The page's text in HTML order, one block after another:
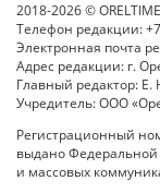
2018-2026 ©
Телефон редакции:
Электронная почта
Адрес редакции: г.
Главный редактор: Е.
Учредитель: ООО
Регистрационный
выдано Федеральной
и массовых